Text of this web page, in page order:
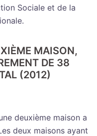
Sociale et de la
MAISON,
DE 38
(2012)
deuxième maison a
deux maisons ayant